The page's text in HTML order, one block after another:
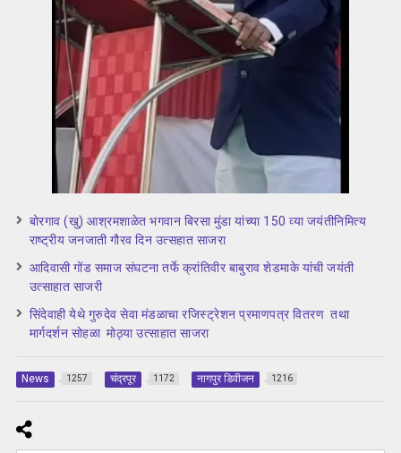
बोरगाव (खु) आश्रमशाळेत भगवान बिरसा मुंडा यांच्या 150 व्या जयंतीनिमित्य
राष्ट्रीय जनजाती गौरव दिन उत्सहात साजरा
आदिवासी गोंड समाज संघटना तर्फे क्रांतिवीर बाबुराव शेडमाके यांची जयंती
उत्साहात साजरी
सिंदेवाही येथे गुरुदेव सेवा मंडळाचा रजिस्ट्रेशन प्रमाणपत्र वितरण तथा
मार्गदर्शन सोहळा मोठ्या उत्साहात साजरा
News 1257 चंद्रपूर 1172 नागपुर डिवीजन 1216